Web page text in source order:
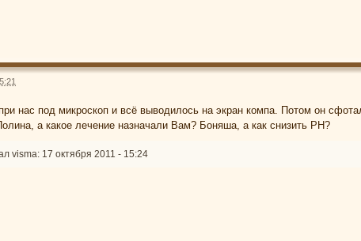
нас под микроскоп и всё выводилось на экран компа. Потом он
а какое лечение назначали Вам? Боняша, а как снизить PH?
visma: 17 октября 2011 - 15:24